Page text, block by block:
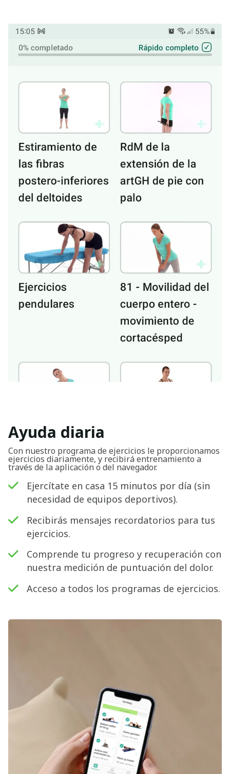
Buscar
Ayuda diaria
Con nuestro programa de ejercicios le proporcionamos
ejercicios diariamente, y recibirá entrenamiento a
través de la aplicación o del navegador.
Ejercítate en casa 15 minutos por día (sin
necesidad de equipos deportivos).
Recibirás mensajes recordatorios para tus
ejercicios.
Comprende tu progreso y recuperación con
nuestra medición de puntuación del dolor.
Acceso a todos los programas de ejercicios.